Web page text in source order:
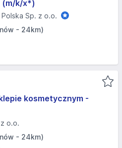
(m/k/x*)
Sp. z o.o.
- 24km)
kosmetycznym -
o.o.
- 24km)